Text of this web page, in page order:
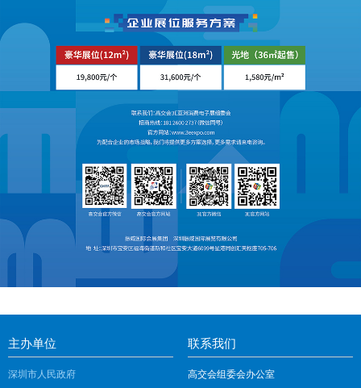
主办单位
深圳市人民政府
联系我们
高交会组委会办公室